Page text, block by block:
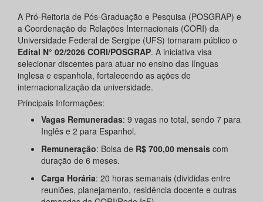
A Pró-Reitoria de Pós-Graduação e Pesquisa (POSGRAP) e
a Coordenação de Relações Internacionais (CORI) da
Universidade Federal de Sergipe (UFS) tornaram público o
Edital N° 02/2026 CORI/POSGRAP. A iniciativa visa
selecionar discentes para atuar no ensino das línguas
inglesa e espanhola, fortalecendo as ações de
internacionalização da universidade.
Principais Informações:
Vagas Remuneradas: 9 vagas no total, sendo 7 para
Inglês e 2 para Espanhol.
Remuneração: Bolsa de R$ 700,00 mensais com
duração de 6 meses.
Carga Horária: 20 horas semanais (divididas entre
reuniões, planejamento, residência docente e outras